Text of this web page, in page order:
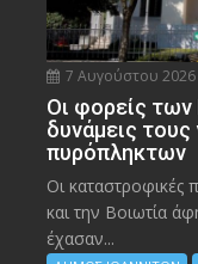
7 Αυγούστου 2026
Οι φορείς των
δυνάμεις
πυρόπληκτων
Οι καταστροφικές
και την Bοιωτία
έχασαν...